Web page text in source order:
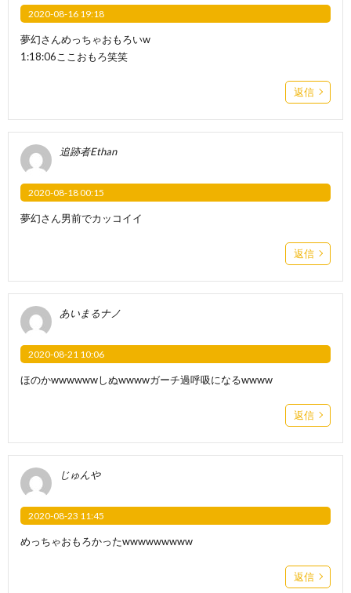
2020-08-16 19:18
夢幻さんめっちゃおもろい‪w
1:18:06ここおもろ笑笑
返信
追跡者Ethan
2020-08-18 00:15
夢幻さん男前でカッコイイ
返信
あいまるナノ
2020-08-21 10:06
ほのかwwwwwwしぬwwwwガーチ過呼吸になるwwww
返信
じゅんや
2020-08-23 11:45
めっちゃおもろかったwwwwwwwww
返信